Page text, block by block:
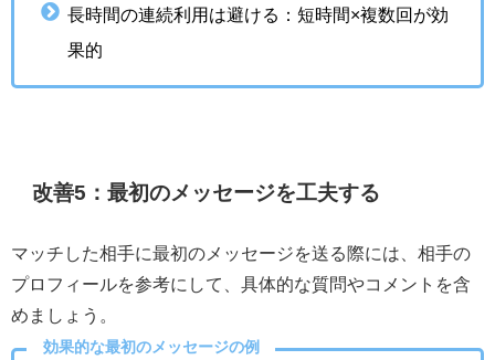
長時間の連続利用は避ける：短時間×複数回が効
果的
改善5：最初のメッセージを工夫する
マッチした相手に最初のメッセージを送る際には、相手の
プロフィールを参考にして、具体的な質問やコメントを含
めましょう。
効果的な最初のメッセージの例